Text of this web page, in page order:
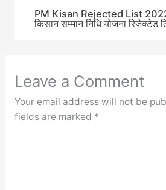
PM Kisan Rejected List
किसान सम्मान निधि योजना रिजेक्टेड
Leave a Comment
Your email address will not be
fields are marked *